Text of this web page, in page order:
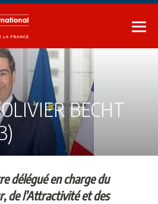
BECHT
délégué en charge du
de l’Attractivité et des